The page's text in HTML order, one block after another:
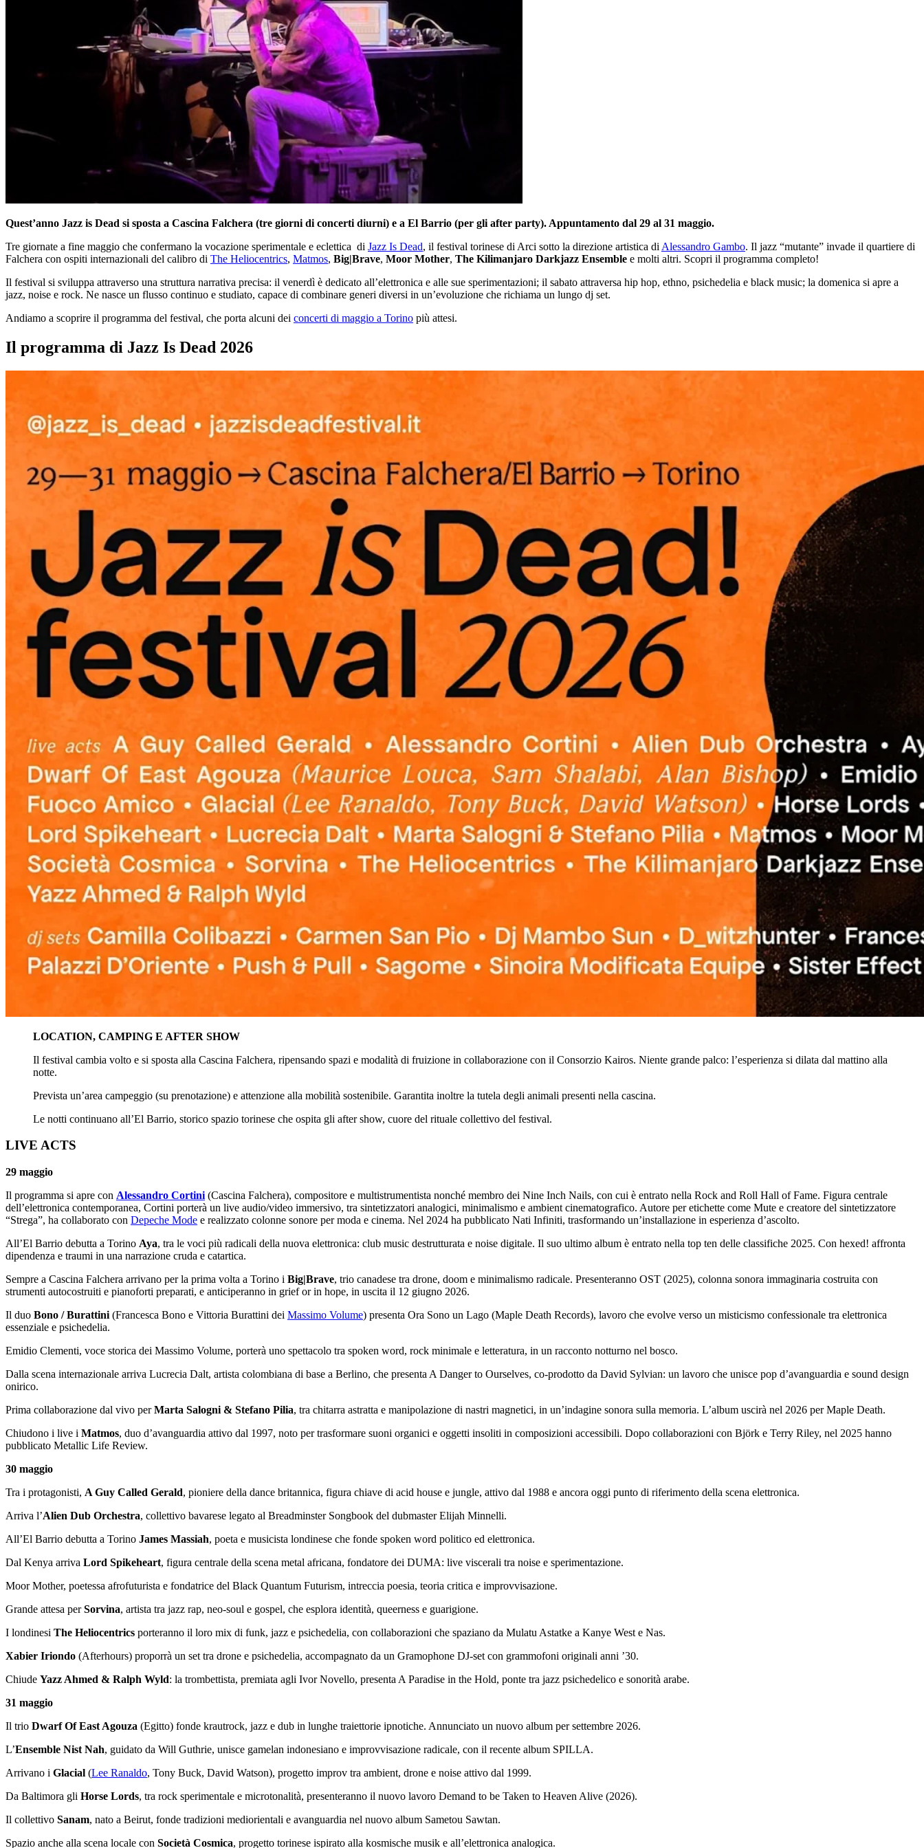
Quest’anno Jazz is Dead si sposta a Cascina Falchera (tre giorni di concerti diurni) e a El Barrio (per gli after party). Appuntamento dal 29 al 31 maggio.
Tre giornate a fine maggio che confermano la vocazione sperimentale e eclettica di Jazz Is Dead, il festival torinese di Arci sotto la direzione artistica di Alessandro Gambo. Il jazz “mutante” invade il quartiere di
Falchera con ospiti internazionali del calibro di The Heliocentrics, Matmos, Big|Brave, Moor Mother, The Kilimanjaro Darkjazz Ensemble e molti altri. Scopri il programma completo!
Il festival si sviluppa attraverso una struttura narrativa precisa: il venerdì è dedicato all’elettronica e alle sue sperimentazioni; il sabato attraversa hip hop, ethno, psichedelia e black music; la domenica si apre a
jazz, noise e rock. Ne nasce un flusso continuo e studiato, capace di combinare generi diversi in un’evoluzione che richiama un lungo dj set.
Andiamo a scoprire il programma del festival, che porta alcuni dei concerti di maggio a Torino più attesi.
Il programma di Jazz Is Dead 2026
LOCATION, CAMPING E AFTER SHOW
Il festival cambia volto e si sposta alla Cascina Falchera, ripensando spazi e modalità di fruizione in collaborazione con il Consorzio Kairos. Niente grande palco: l’esperienza si dilata dal mattino alla
notte.
Prevista un’area campeggio (su prenotazione) e attenzione alla mobilità sostenibile. Garantita inoltre la tutela degli animali presenti nella cascina.
Le notti continuano all’El Barrio, storico spazio torinese che ospita gli after show, cuore del rituale collettivo del festival.
LIVE ACTS
29 maggio
Il programma si apre con Alessandro Cortini (Cascina Falchera), compositore e multistrumentista nonché membro dei Nine Inch Nails, con cui è entrato nella Rock and Roll Hall of Fame. Figura centrale
dell’elettronica contemporanea, Cortini porterà un live audio/video immersivo, tra sintetizzatori analogici, minimalismo e ambient cinematografico. Autore per etichette come Mute e creatore del sintetizzatore
“Strega”, ha collaborato con Depeche Mode e realizzato colonne sonore per moda e cinema. Nel 2024 ha pubblicato Nati Infiniti, trasformando un’installazione in esperienza d’ascolto.
All’El Barrio debutta a Torino Aya, tra le voci più radicali della nuova elettronica: club music destrutturata e noise digitale. Il suo ultimo album è entrato nella top ten delle classifiche 2025. Con hexed! affronta
dipendenza e traumi in una narrazione cruda e catartica.
Sempre a Cascina Falchera arrivano per la prima volta a Torino i Big|Brave, trio canadese tra drone, doom e minimalismo radicale. Presenteranno OST (2025), colonna sonora immaginaria costruita con
strumenti autocostruiti e pianoforti preparati, e anticiperanno in grief or in hope, in uscita il 12 giugno 2026.
Il duo Bono / Burattini (Francesca Bono e Vittoria Burattini dei Massimo Volume) presenta Ora Sono un Lago (Maple Death Records), lavoro che evolve verso un misticismo confessionale tra elettronica
essenziale e psichedelia.
Emidio Clementi, voce storica dei Massimo Volume, porterà uno spettacolo tra spoken word, rock minimale e letteratura, in un racconto notturno nel bosco.
Dalla scena internazionale arriva Lucrecia Dalt, artista colombiana di base a Berlino, che presenta A Danger to Ourselves, co-prodotto da David Sylvian: un lavoro che unisce pop d’avanguardia e sound design
onirico.
Prima collaborazione dal vivo perMarta Salogni & Stefano Pilia, tra chitarra astratta e manipolazione di nastri magnetici, in un’indagine sonora sulla memoria. L’album uscirà nel 2026 per Maple Death.
Chiudono i live i Matmos, duo d’avanguardia attivo dal 1997, noto per trasformare suoni organici e oggetti insoliti in composizioni accessibili. Dopo collaborazioni con Björk e Terry Riley, nel 2025 hanno
pubblicato Metallic Life Review.
30 maggio
Tra i protagonisti, A Guy Called Gerald, pioniere della dance britannica, figura chiave di acid house e jungle, attivo dal 1988 e ancora oggi punto di riferimento della scena elettronica.
Arriva l’Alien Dub Orchestra, collettivo bavarese legato al Breadminster Songbook del dubmaster Elijah Minnelli.
All’El Barrio debutta a Torino James Massiah, poeta e musicista londinese che fonde spoken word politico ed elettronica.
Dal Kenya arriva Lord Spikeheart, figura centrale della scena metal africana, fondatore dei DUMA: live viscerali tra noise e sperimentazione.
Moor Mother, poetessa afrofuturista e fondatrice del Black Quantum Futurism, intreccia poesia, teoria critica e improvvisazione.
Grande attesa perSorvina, artista tra jazz rap, neo-soul e gospel, che esplora identità, queerness e guarigione.
I londinesi The Heliocentrics porteranno il loro mix di funk, jazz e psichedelia, con collaborazioni che spaziano da Mulatu Astatke a Kanye West e Nas.
Xabier Iriondo (Afterhours) proporrà un set tra drone e psichedelia, accompagnato da un Gramophone DJ-set con grammofoni originali anni ’30.
Chiude Yazz Ahmed & Ralph Wyld: la trombettista, premiata agli Ivor Novello, presenta A Paradise in the Hold, ponte tra jazz psichedelico e sonorità arabe.
31 maggio
Il trio Dwarf Of East Agouza (Egitto) fonde krautrock, jazz e dub in lunghe traiettorie ipnotiche. Annunciato un nuovo album per settembre 2026.
L’Ensemble Nist Nah, guidato da Will Guthrie, unisce gamelan indonesiano e improvvisazione radicale, con il recente album SPILLA.
Arrivano i Glacial (Lee Ranaldo, Tony Buck, David Watson), progetto improv tra ambient, drone e noise attivo dal 1999.
Da Baltimora gli Horse Lords, tra rock sperimentale e microtonalità, presenteranno il nuovo lavoro Demand to be Taken to Heaven Alive (2026).
Il collettivo Sanam, nato a Beirut, fonde tradizioni mediorientali e avanguardia nel nuovo album Sametou Sawtan.
Spazio anche alla scena locale con Società Cosmica, progetto torinese ispirato alla kosmische musik e all’elettronica analogica.